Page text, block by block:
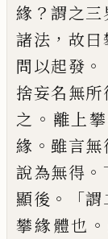
緣 ？謂之三
諸法 ， 故曰
問以起發
捨妄名無所
之 。 離上攀
緣 。雖言無
說為無得 。
顯後 。「謂
攀緣體也 。